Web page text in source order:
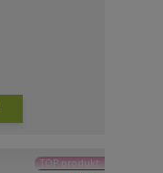
TOP produkt